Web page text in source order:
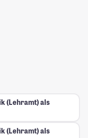
(Lehramt) als
(Lehramt) als